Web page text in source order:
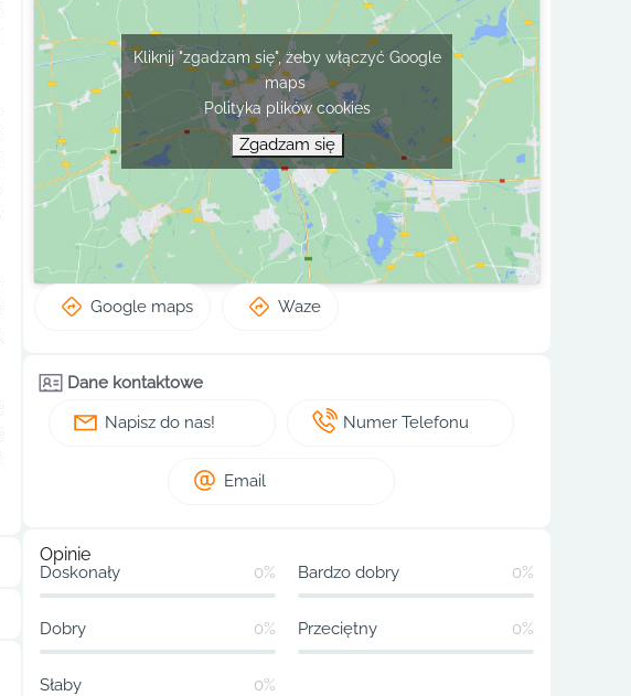
Kliknij "zgadzam się", żeby włączyć Google
maps
Polityka plików cookies
Zgadzam się
Google maps Waze
Dane kontaktowe
Napisz do nas!
Numer Telefonu
Email
Opinie
Doskonały 0% Bardzo dobry 0%
Dobry 0% Przeciętny 0%
Słaby 0%